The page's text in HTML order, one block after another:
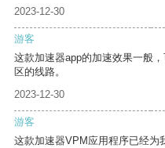
2023-12-30
游客
这款加速器app的加速效果一般
区的线路。
2023-12-30
游客
这款加速器VPM应用程序已经为